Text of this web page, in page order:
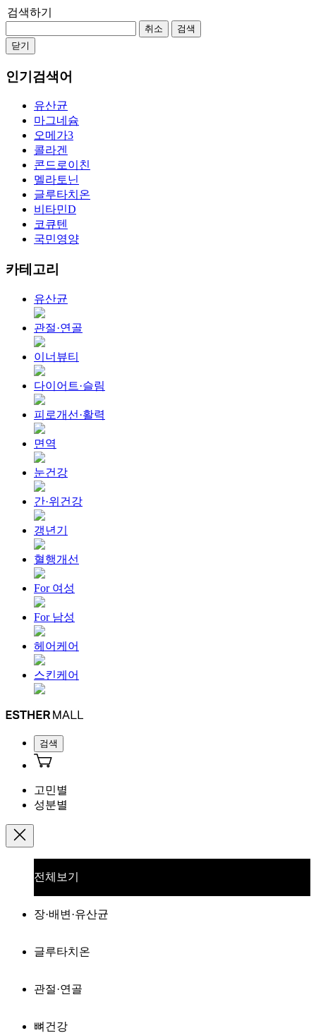
검색하기
취소
검색
닫기
인기검색어
유산균
마그네슘
오메가3
콜라겐
콘드로이친
멜라토닌
글루타치온
비타민D
코큐텐
국민영양
카테고리
유산균
관절·연골
이너뷰티
다이어트·슬림
피로개선·활력
면역
눈건강
간·위건강
갱년기
혈행개선
For 여성
For 남성
헤어케어
스킨케어
검색
고민별
성분별
전체보기
장·배변·유산균
글루타치온
관절·연골
뼈건강